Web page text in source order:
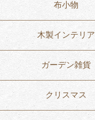
布小物
木製インテリア
ガーデン雑貨
クリスマス